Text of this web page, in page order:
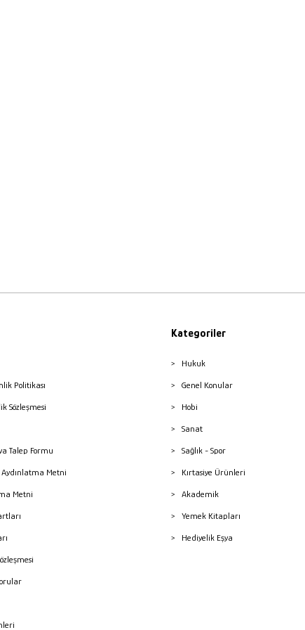
Politikası
Sözleşmesi
Talep Formu
Aydınlatma Metni
Metni
Kategoriler
Hukuk
Genel Konular
Hobi
Sanat
Sağlık - Spor
Kırtasiye Ürünleri
Akademik
Yemek Kitapları
Hediyelik Eşya